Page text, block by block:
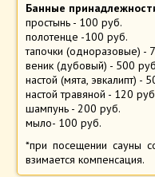
Банные
простынь - 100 руб.
полотенце -100 руб.
тапочки (одноразовые) -
веник (дубовый) - 500
настой (мята, эвкалипт) -
настой травяной - 120
шампунь - 200 руб.
мыло- 100 руб.
*при посещении сауны
взимается компенсация.